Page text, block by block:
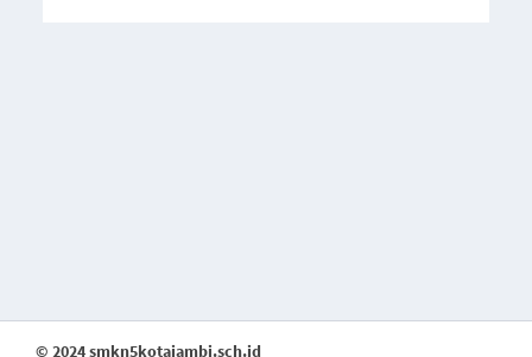
© 2024 smkn5kotajambi.sch.id